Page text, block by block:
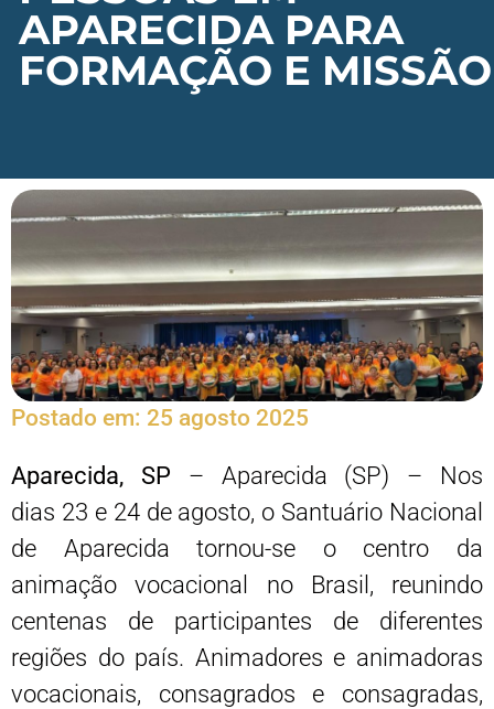
APARECIDA PARA
FORMAÇÃO E MISSÃO
Postado em: 25 agosto 2025
Aparecida, SP – Aparecida (SP) – Nos
dias 23 e 24 de agosto, o Santuário Nacional
de Aparecida tornou-se o centro da
animação vocacional no Brasil, reunindo
centenas de participantes de diferentes
regiões do país. Animadores e animadoras
vocacionais, consagrados e consagradas,